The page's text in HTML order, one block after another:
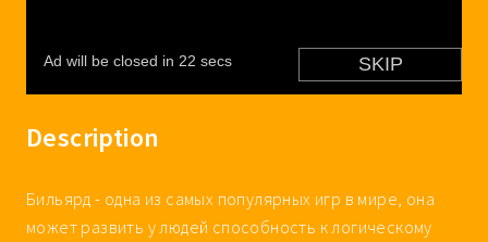
Description
Бильярд - одна из самых популярных игр в мире, она
может развить у людей способность к логическому